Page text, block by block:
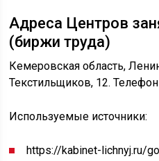
Адреса Центров
(биржи труда)
Кемеровская область,
Текстильщиков, 12.
Используемые источники:
https://kabinet-lichnyj.ru/